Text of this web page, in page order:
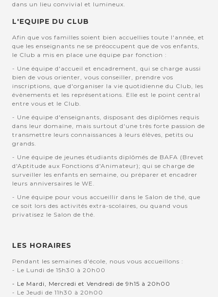
dans un lieu convivial et lumineux.
L'EQUIPE DU CLUB
Afin que vos familles soient bien accuellies toute l'année, et
que les enseignants ne se préoccupent que de vos enfants,
le Club a mis en place une équipe par fonction :
- Une équipe d'accueil et encadrement, qui se charge aussi
bien de vous orienter, vous conseiller, prendre vos
inscriptions, que d'organiser la vie quotidienne du Club, les
évènements et les représentations. Elle est le point central
entre vous et le Club.
- Une équipe d'enseignants, disposant des diplômes requis
dans leur domaine, mais surtout d'une très forte passion de
transmettre leurs connaissances à leurs élèves, petits ou
grands.
- Une équipe de jeunes étudiants diplômés de BAFA (Brevet
d'Aptitude aux Fonctions d'Animateur); qui se charge de
surveiller les enfants en semaine, ou préparer et encadrer
leurs anniversaires le WE.
- Une équipe pour vous accueillir dans le Salon de thé, que
ce soit lors des activités extra-scolaires, ou quand vous
privatisez le Salon de thé.
LES HORAIRES
Pendant les semaines d'école, nous vous accueillons :
- Le Lundi de 15h30 à 20h00
- Le Mardi, Mercredi et Vendredi de 9h15 à 20h00
- Le Jeudi de 11h30 à 20h00